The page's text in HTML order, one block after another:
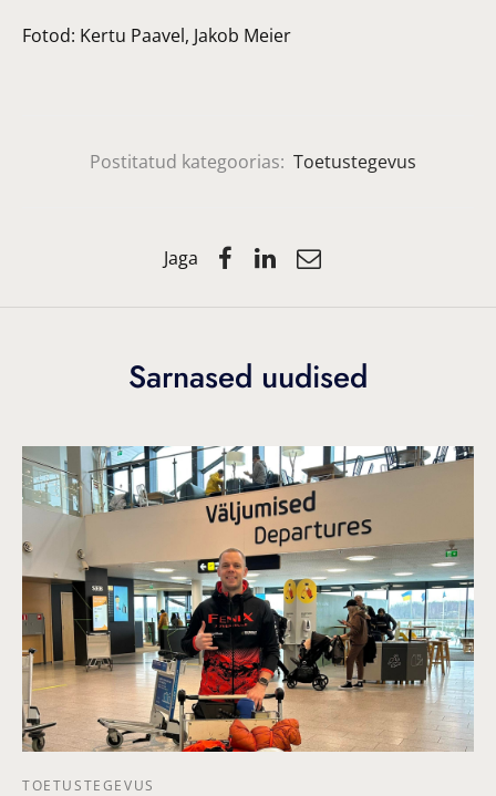
Fotod: Kertu Paavel, Jakob Meier
Postitatud kategoorias: Toetustegevus
Jaga
Sarnased uudised
TOETUSTEGEVUS